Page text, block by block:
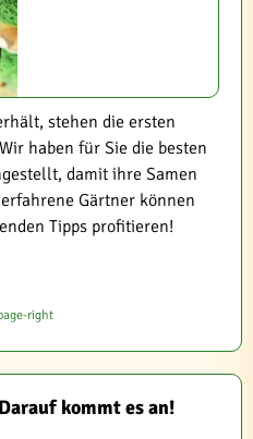
stehen die ersten
haben für Sie die besten
damit ihre Samen
Gärtner können
Tipps profitieren!
right
kommt es an!